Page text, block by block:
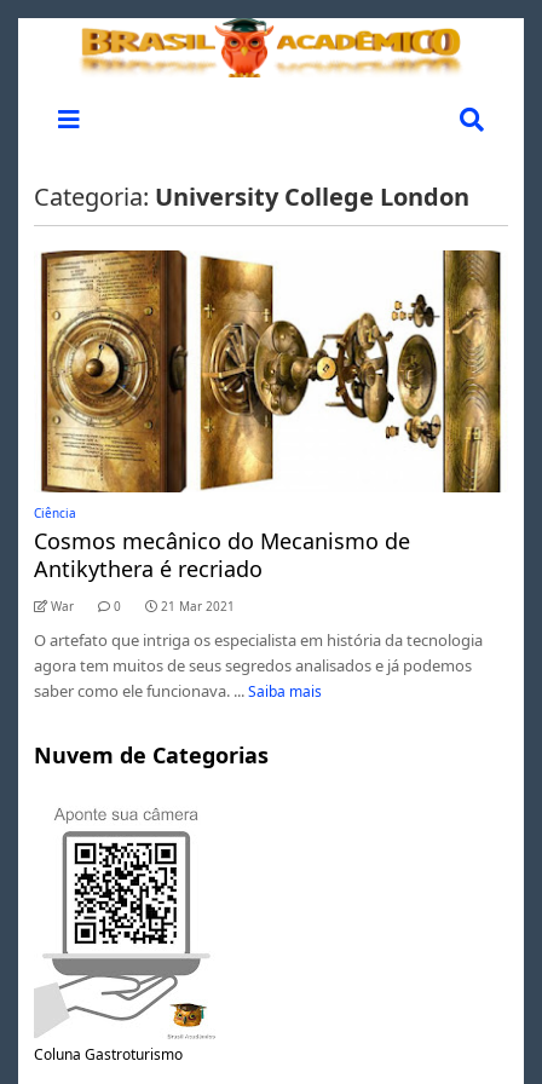
Categoria: University College London
Ciência
Cosmos mecânico do Mecanismo de
Antikythera é recriado
War 0 21 Mar 2021
O artefato que intriga os especialista em história da tecnologia
agora tem muitos de seus segredos analisados e já podemos
saber como ele funcionava. ... Saiba mais
Nuvem de Categorias
Coluna Gastroturismo